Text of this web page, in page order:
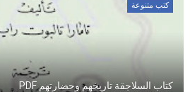
كتب متنوعة
كتاب السلاجقة تاريخهم وحضارتهم PDF